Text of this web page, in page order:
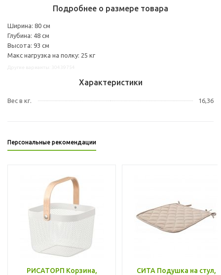
Подробнее о размере товара
Ширина: 80 см
Глубина: 48 см
Высота: 93 см
Макс нагрузка на полку: 25 кг
Характеристики
Вес в кг. 16,36
Персональные рекомендации
РИСАТОРП Корзина,
СИТА Подушка на стул,